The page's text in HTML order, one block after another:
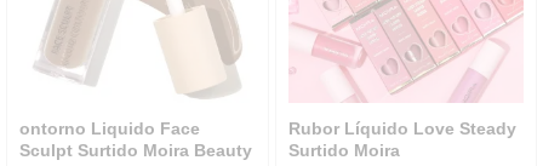
ontorno Liquido Face
Sculpt Surtido Moira Beauty
Rubor Líquido Love Steady
Surtido Moira